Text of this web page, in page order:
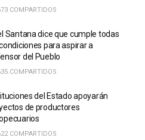
COMPARTIDOS
Santana dice que cumple todas
para aspirar a
del Pueblo
COMPARTIDOS
del Estado apoyarán
de productores
COMPARTIDOS